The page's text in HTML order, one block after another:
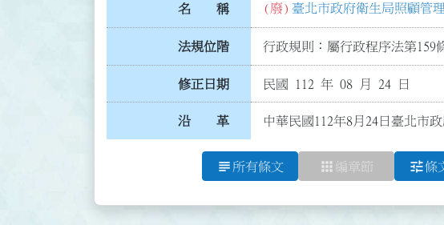
名 稱 (廢) 臺北市政府衛生局照顧管
法規位階 行政規則：屬行政程序法第159
修正日期 民國 112 年 08 月 24 日
沿 革 中華民國112年8月24日臺北市
subject 所有條文 apps 編章節 tune條